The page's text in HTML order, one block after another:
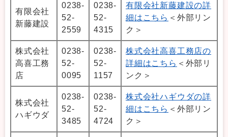
有限会社
新藤建設
0238-
52-
2559
0238-
52-
4315
有限会社新藤建設の詳
細はこちら ＜外部リン
ク＞
株式会社
高喜工務
店
0238-
52-
0095
0238-
52-
1157
株式会社高喜工務店の
詳細はこちら ＜外部リ
ンク＞
株式会社
ハギウダ
0238-
52-
3485
0238-
52-
4724
株式会社ハギウダの詳
細はこちら ＜外部リン
ク＞